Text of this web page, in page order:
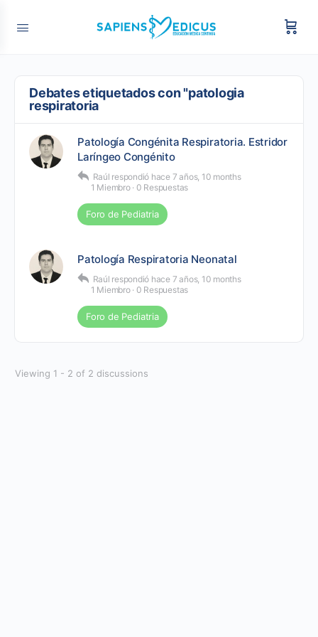
Debates etiquetados con "patologia
respiratoria
Patología Congénita Respiratoria. Estridor
Laríngeo Congénito
Raúl respondió hace 7 años, 10 months
1 Miembro · 0 Respuestas
Foro de Pediatria
Patología Respiratoria Neonatal
Raúl respondió hace 7 años, 10 months
1 Miembro · 0 Respuestas
Foro de Pediatria
Viewing 1 - 2 of 2 discussions